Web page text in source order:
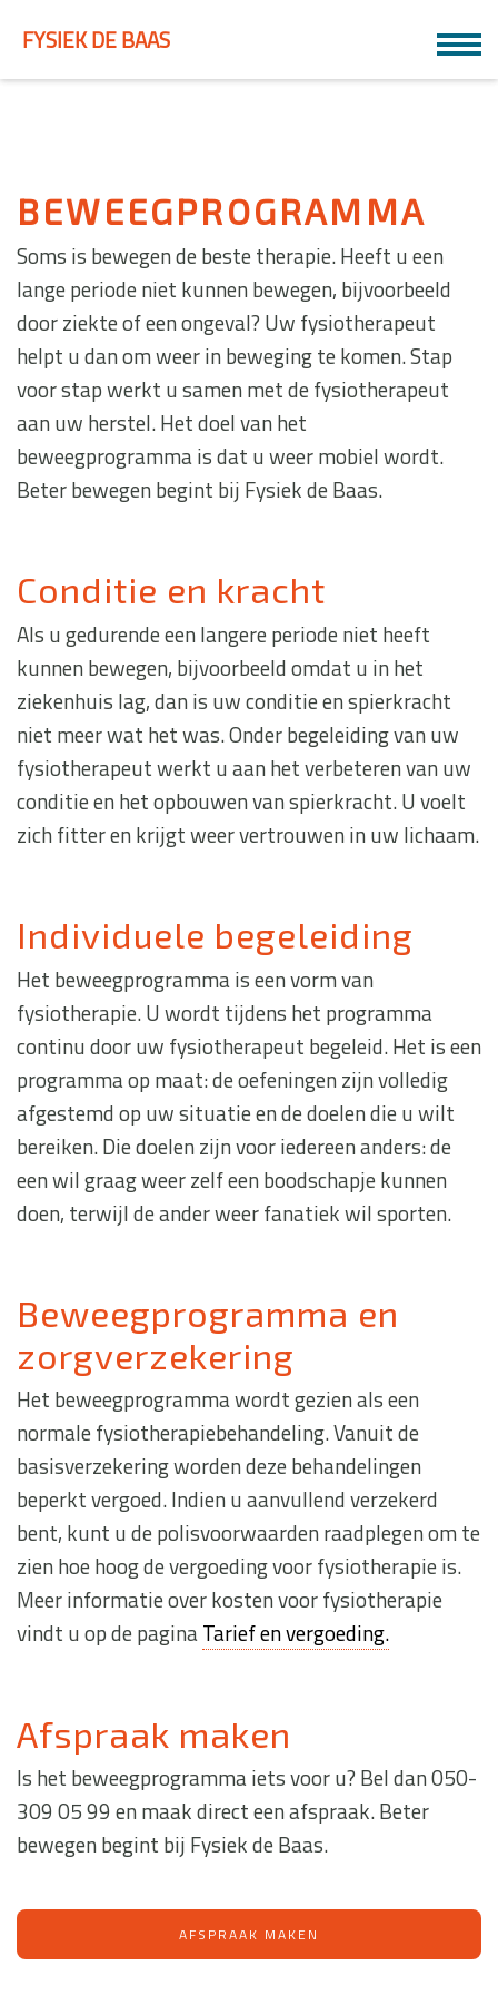
FYSIEK DE BAAS
BEWEEGPROGRAMMA
Soms is bewegen de beste therapie. Heeft u een
lange periode niet kunnen bewegen, bijvoorbeeld
door ziekte of een ongeval? Uw fysiotherapeut
helpt u dan om weer in beweging te komen. Stap
voor stap werkt u samen met de fysiotherapeut
aan uw herstel. Het doel van het
beweegprogramma is dat u weer mobiel wordt.
Beter bewegen begint bij Fysiek de Baas.
Conditie en kracht
Als u gedurende een langere periode niet heeft
kunnen bewegen, bijvoorbeeld omdat u in het
ziekenhuis lag, dan is uw conditie en spierkracht
niet meer wat het was. Onder begeleiding van uw
fysiotherapeut werkt u aan het verbeteren van uw
conditie en het opbouwen van spierkracht. U voelt
zich fitter en krijgt weer vertrouwen in uw lichaam.
Individuele begeleiding
Het beweegprogramma is een vorm van
fysiotherapie. U wordt tijdens het programma
continu door uw fysiotherapeut begeleid. Het is een
programma op maat: de oefeningen zijn volledig
afgestemd op uw situatie en de doelen die u wilt
bereiken. Die doelen zijn voor iedereen anders: de
een wil graag weer zelf een boodschapje kunnen
doen, terwijl de ander weer fanatiek wil sporten.
Beweegprogramma en
zorgverzekering
Het beweegprogramma wordt gezien als een
normale fysiotherapiebehandeling. Vanuit de
basisverzekering worden deze behandelingen
beperkt vergoed. Indien u aanvullend verzekerd
bent, kunt u de polisvoorwaarden raadplegen om te
zien hoe hoog de vergoeding voor fysiotherapie is.
Meer informatie over kosten voor fysiotherapie
vindt u op de paginaTarief en vergoeding.
Afspraak maken
Is het beweegprogramma iets voor u? Bel dan 050-
309 05 99 en maak direct een afspraak. Beter
bewegen begint bij Fysiek de Baas.
AFSPRAAK MAKEN